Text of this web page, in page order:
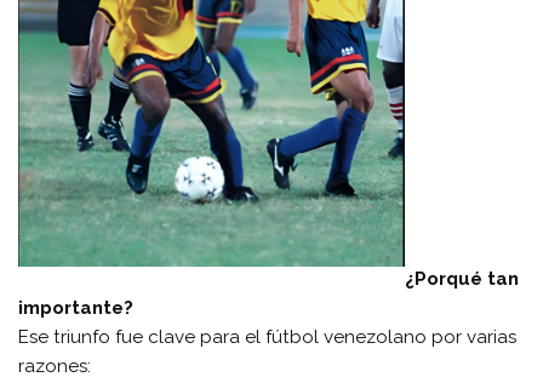
¿Porqué tan
importante?
Ese triunfo fue clave para el fútbol venezolano por varias
razones: